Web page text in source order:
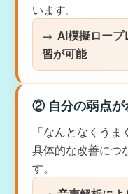
います。
AI模擬ロー
習が可能
② 自分の弱点が
「なんとなくうま
具体的な改善につ
す。